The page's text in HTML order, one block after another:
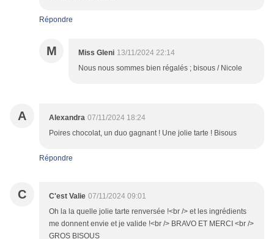
Répondre
M Miss Gleni 13/11/2024 22:14
Nous nous sommes bien régalés ; bisous / Nicole
A Alexandra 07/11/2024 18:24
Poires chocolat, un duo gagnant ! Une jolie tarte ! Bisous
Répondre
C C'est Valie 07/11/2024 09:01
Oh la la quelle jolie tarte renversée !<br /> et les ingrédients
me donnent envie et je valide !<br /> BRAVO ET MERCI <br />
GROS BISOUS